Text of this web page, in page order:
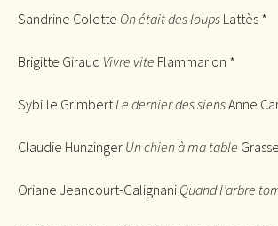
Sandrine Colette On était des loups Lattès *
Brigitte Giraud Vivre vite Flammarion *
Sybille GrimbertLe dernier des siensAnne
Claudie Hunzinger Un chien à ma table
Oriane Jeancourt-Galignani Quand l’arbre